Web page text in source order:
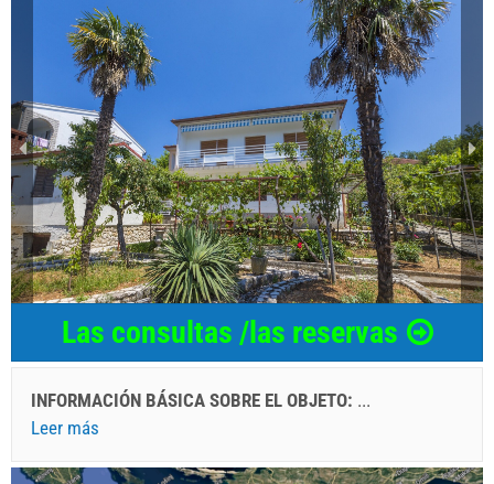
Las consultas /las reservas
INFORMACIÓN BÁSICA SOBRE EL OBJETO: ...
Leer más